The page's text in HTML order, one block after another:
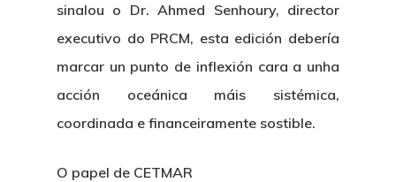
sinalou o Dr. Ahmed Senhoury, director
executivo do PRCM, esta edición debería
marcar un punto de inflexión cara a unha
acción oceánica máis sistémica,
coordinada e financeiramente sostible.
O papel de CETMAR